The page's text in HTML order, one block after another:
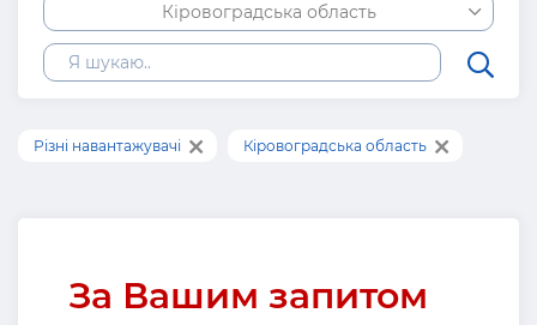
Кіровоградська область
Різні навантажувачі Кіровоградська область
За Вашим запитом